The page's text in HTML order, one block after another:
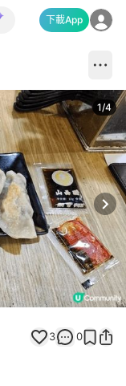
下載App
1/4
3 0